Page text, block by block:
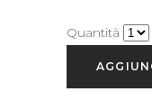
Quantità